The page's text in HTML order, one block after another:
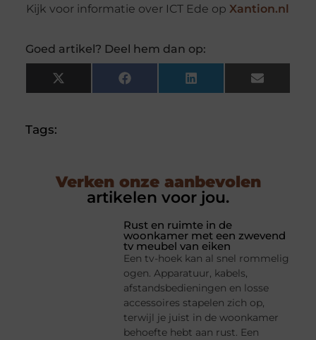
Kijk voor informatie over ICT Ede op Xantion.nl
Goed artikel? Deel hem dan op:
X
(Twitter)
Facebook LinkedIn Email
Tags:
Verken onze aanbevolen
artikelen voor jou.
Rust en ruimte in de
woonkamer met een zwevend
tv meubel van eiken
Een tv-hoek kan al snel rommelig
ogen. Apparatuur, kabels,
afstandsbedieningen en losse
accessoires stapelen zich op,
terwijl je juist in de woonkamer
behoefte hebt aan rust. Een